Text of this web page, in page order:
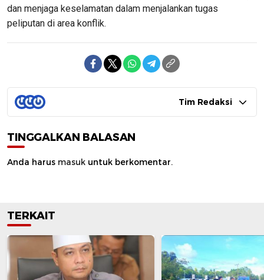
dan menjaga keselamatan dalam menjalankan tugas
peliputan di area konflik.
Tim Redaksi
TINGGALKAN BALASAN
Anda harus masuk untuk berkomentar.
TERKAIT